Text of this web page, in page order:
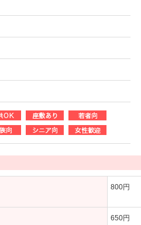
800円
650円